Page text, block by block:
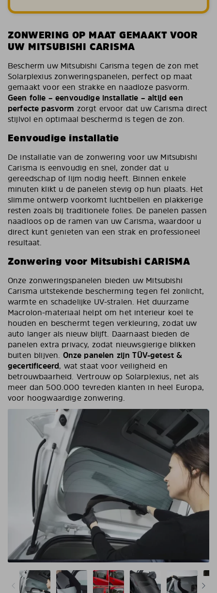
ZONWERING OP MAAT GEMAAKT VOOR
UW MITSUBISHI CARISMA
Bescherm uw Mitsubishi Carisma tegen de zon met
Solarplexius zonweringspanelen, perfect op maat
gemaakt voor een strakke en naadloze pasvorm.
Geen folie – eenvoudige installatie – altijd een
perfecte pasvorm zorgt ervoor dat uw Carisma direct
stijlvol en optimaal beschermd is tegen de zon.
Eenvoudige installatie
De installatie van de zonwering voor uw Mitsubishi
Carisma is eenvoudig en snel, zonder dat u
gereedschap of lijm nodig heeft. Binnen enkele
minuten klikt u de panelen stevig op hun plaats. Het
slimme ontwerp voorkomt luchtbellen en plakkerige
resten zoals bij traditionele folies. De panelen passen
naadloos op de ramen van uw Carisma, waardoor u
direct kunt genieten van een strak en professioneel
resultaat.
Zonwering voor Mitsubishi CARISMA
Onze zonweringspanelen bieden uw Mitsubishi
Carisma uitstekende bescherming tegen fel zonlicht,
warmte en schadelijke UV-stralen. Het duurzame
Macrolon-materiaal helpt om het interieur koel te
houden en beschermt tegen verkleuring, zodat uw
auto langer als nieuw blijft. Daarnaast bieden de
panelen extra privacy, zodat nieuwsgierige blikken
buiten blijven. Onze panelen zijn TÜV-getest &
gecertificeerd, wat staat voor veiligheid en
betrouwbaarheid. Vertrouw op Solarplexius, net als
meer dan 500.000 tevreden klanten in heel Europa,
voor hoogwaardige zonwering.